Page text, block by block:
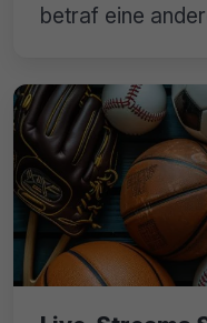
betraf eine